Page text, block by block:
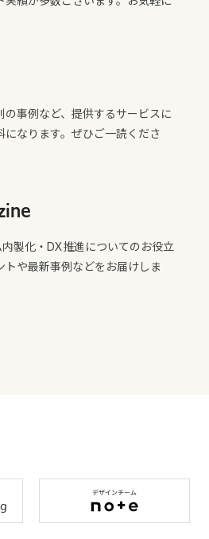
事例など、提供するサービスに
になります。ぜひご一読くださ
製化・DX推進についてのお役立
トや最新事例などをお届けしま